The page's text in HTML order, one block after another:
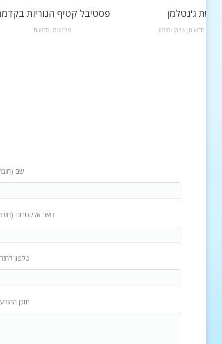
פסטיבל קטיף הנוריות
אירועים, חדשות
רשת ג'נטלמן
חדשות, שיווק ומיתוג
שם
דואר אלקטרוני
טלפון
תוכן